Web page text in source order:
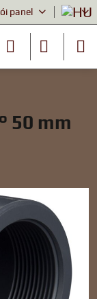
panel
50 mm